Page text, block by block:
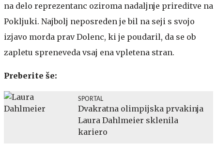
na delo reprezentanc oziroma nadaljnje prireditve na
Pokljuki. Najbolj neposreden je bil na seji s svojo
izjavo morda prav Dolenc, ki je poudaril, da se ob
zapletu spreneveda vsaj ena vpletena stran.
Preberite še:
SPORTAL
Dvakratna olimpijska prvakinja
Laura Dahlmeier sklenila
kariero